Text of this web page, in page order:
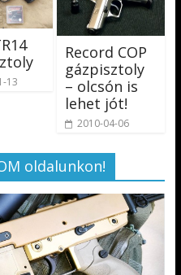
13
Record COP
gázpisztoly
– olcsón is
lehet jót!
2010-04-06
oldalunkon!